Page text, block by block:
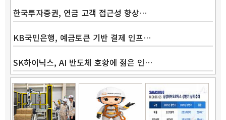
한국투자증권, 연금 고객 접근성 향상…
KB국민은행, 예금토큰 기반 결제 인프…
SK하이닉스, AI 반도체 호황에 젊은 인…